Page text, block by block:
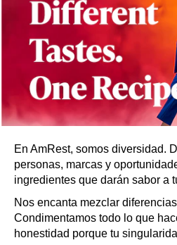
En AmRest, somos diversidad.
personas, marcas y
ingredientes que darán sabor a
Nos encanta mezclar
Condimentamos todo lo que
honestidad porque tu